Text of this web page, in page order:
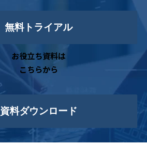
無料トライアル
お役立ち資料は
こちらから
資料ダウンロード